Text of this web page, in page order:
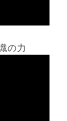
の力